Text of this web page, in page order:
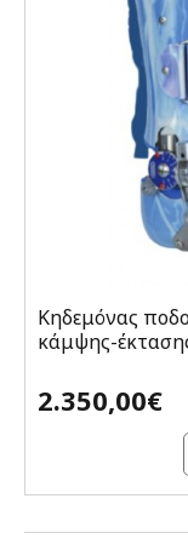
Κηδεμόνας
κάμψης-
2.350,00€